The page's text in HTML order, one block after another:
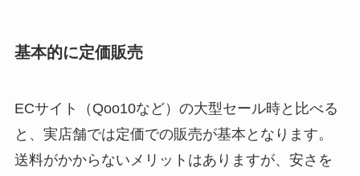
基本的に定価販売
ECサイト（Qoo10など）の大型セール時と比べる
と、実店舗では定価での販売が基本となります。
送料がかからないメリットはありますが、安さを